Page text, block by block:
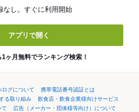
なし。すぐに利用開始
アプリで開く
ヶ月無料でランキング検索！
ログについて
携帯電話番号認証とは
る取り組み
飲食店・飲食企業様向けサービス
て
広告（メーカー・団体様等向け）について